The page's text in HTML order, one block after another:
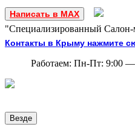
Написать в MAX
"Специализированный
Контакты в Крыму нажмите
Работаем: Пн-Пт: 9:00 —
Везде